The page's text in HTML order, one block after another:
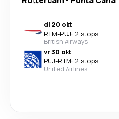
di 20 okt
RTM-PUJ· 2 stops
British Airways
vr 30 okt
PUJ-RTM· 2 stops
United Airlines